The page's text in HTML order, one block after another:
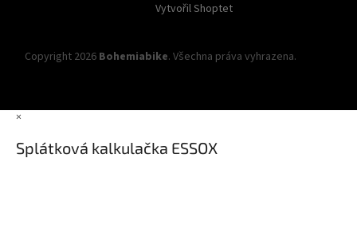
Vytvořil Shoptet
Copyright 2026 Bohemiabike. Všechna práva vyhrazena.
×
Splátková kalkulačka ESSOX